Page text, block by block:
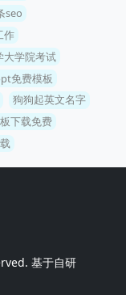
seo
作
大学院考试
免费模板
狗狗起英文名字
下载免费
基于自研